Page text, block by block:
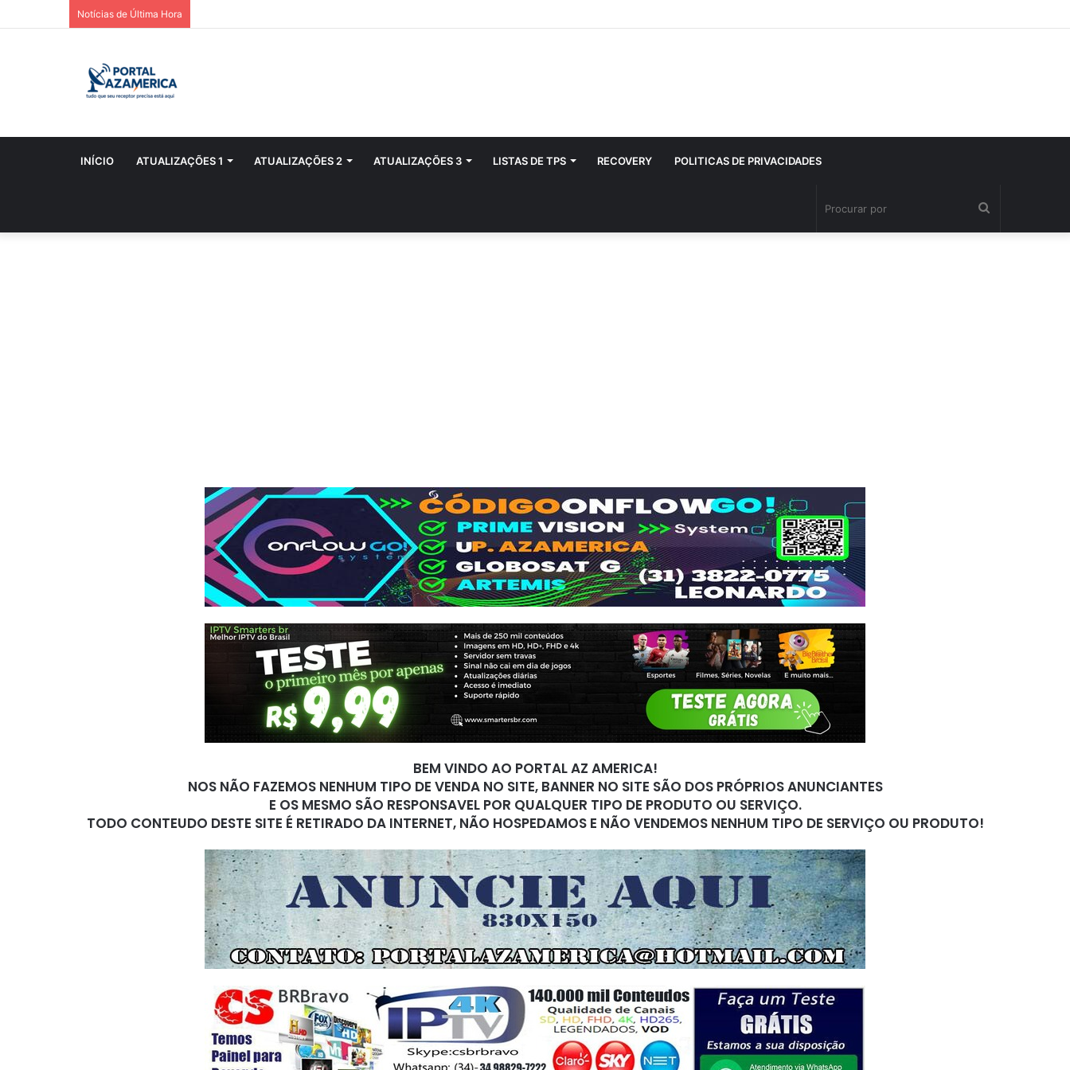
Notícias de Última Hora
INÍCIO ATUALIZAÇÕES 1 ATUALIZAÇÕES 2 ATUALIZAÇÕES 3 LISTAS DE TPS RECOVERY POLITICAS DE PRIVACIDADES
BEM VINDO AO PORTAL AZ AMERICA!
NOS NÃO FAZEMOS NENHUM TIPO DE VENDA NO SITE, BANNER NO SITE SÃO DOS PRÓPRIOS ANUNCIANTES
E OS MESMO SÃO RESPONSAVEL POR QUALQUER TIPO DE PRODUTO OU SERVIÇO.
TODO CONTEUDO DESTE SITE É RETIRADO DA INTERNET, NÃO HOSPEDAMOS E NÃO VENDEMOS NENHUM TIPO DE SERVIÇO OU PRODUTO!